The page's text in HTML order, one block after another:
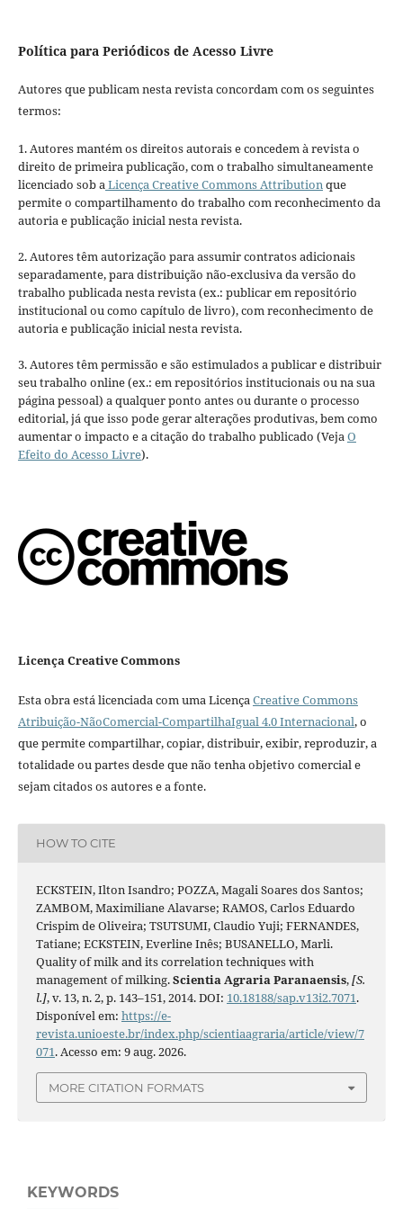
Política para Periódicos de Acesso Livre
Autores que publicam nesta revista concordam com os seguintes
termos:
1. Autores mantém os direitos autorais e concedem à revista o
direito de primeira publicação, com o trabalho simultaneamente
licenciado sob a Licença Creative Commons Attribution que
permite o compartilhamento do trabalho com reconhecimento da
autoria e publicação inicial nesta revista.
2. Autores têm autorização para assumir contratos adicionais
separadamente, para distribuição não-exclusiva da versão do
trabalho publicada nesta revista (ex.: publicar em repositório
institucional ou como capítulo de livro), com reconhecimento de
autoria e publicação inicial nesta revista.
3. Autores têm permissão e são estimulados a publicar e distribuir
seu trabalho online (ex.: em repositórios institucionais ou na sua
página pessoal) a qualquer ponto antes ou durante o processo
editorial, já que isso pode gerar alterações produtivas, bem como
aumentar o impacto e a citação do trabalho publicado (Veja O
Efeito do Acesso Livre).
Licença Creative Commons
Esta obra está licenciada com uma LicençaCreative Commons
Atribuição-NãoComercial-CompartilhaIgual 4.0 Internacional, o
que permite compartilhar, copiar, distribuir, exibir, reproduzir, a
totalidade ou partes desde que não tenha objetivo comercial e
sejam citados os autores e a fonte.
HOW TO CITE
ECKSTEIN, Ilton Isandro; POZZA, Magali Soares dos Santos;
ZAMBOM, Maximiliane Alavarse; RAMOS, Carlos Eduardo
Crispim de Oliveira; TSUTSUMI, Claudio Yuji; FERNANDES,
Tatiane; ECKSTEIN, Everline Inês; BUSANELLO, Marli.
Quality of milk and its correlation techniques with
management of milking.Scientia Agraria Paranaensis,[S.
l.], v. 13, n. 2, p. 143–151, 2014. DOI: 10.18188/sap.v13i2.7071.
Disponível em: https://e-
revista.unioeste.br/index.php/scientiaagraria/article/view/7
071. Acesso em: 9 aug. 2026.
MORE CITATION FORMATS
KEYWORDS